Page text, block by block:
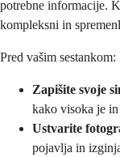
potrebne informacije.
kompleksni in
Pred vašim sestankom:
Zapišite svoje
kako visoka je
Ustvarite
pojavlja in